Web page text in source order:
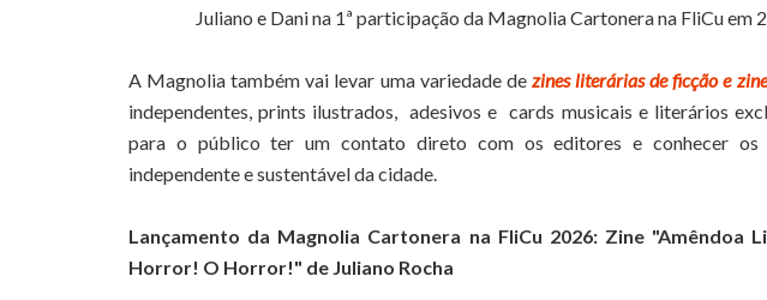
Juliano e Dani na 1ª participação da Magnolia Cartonera na FliCu em
A Magnolia também vai levar uma variedade de zines literárias de ficção e
independentes, prints ilustrados, adesivos e cards musicais e literários
para o público ter um contato direto com os editores e conhecer os
independente e sustentável da cidade.
Lançamento da Magnolia Cartonera na FliCu 2026: Zine "Amêndoa
Horror! O Horror!" de Juliano Rocha